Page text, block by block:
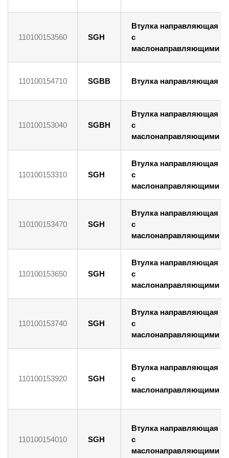
110100153560 SGH
Втулка направляющая
с
маслонаправляющими
110100154710 SGBB Втулка направляющая
110100153040 SGBH
Втулка направляющая
с
маслонаправляющими
110100153310 SGH
Втулка направляющая
с
маслонаправляющими
110100153470 SGH
Втулка направляющая
с
маслонаправляющими
110100153650 SGH
Втулка направляющая
с
маслонаправляющими
110100153740 SGH
Втулка направляющая
с
маслонаправляющими
110100153920 SGH
Втулка направляющая
с
маслонаправляющими
110100154010 SGH
Втулка направляющая
с
маслонаправляющими